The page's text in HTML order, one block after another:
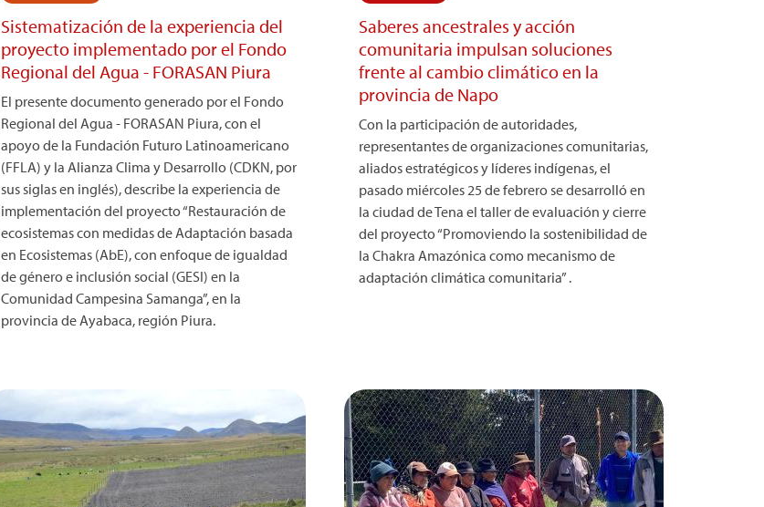
Sistematización de la experiencia del
proyecto implementado por el Fondo
Regional del Agua - FORASAN Piura
El presente documento generado por el Fondo
Regional del Agua - FORASAN Piura, con el
apoyo de la Fundación Futuro Latinoamericano
(FFLA) y la Alianza Clima y Desarrollo (CDKN, por
sus siglas en inglés), describe la experiencia de
implementación del proyecto “Restauración de
ecosistemas con medidas de Adaptación basada
en Ecosistemas (AbE), con enfoque de igualdad
de género e inclusión social (GESI) en la
Comunidad Campesina Samanga”, en la
provincia de Ayabaca, región Piura.
Saberes ancestrales y acción
comunitaria impulsan soluciones
frente al cambio climático en la
provincia de Napo
Con la participación de autoridades,
representantes de organizaciones comunitarias,
aliados estratégicos y líderes indígenas, el
pasado miércoles 25 de febrero se desarrolló en
la ciudad de Tena el taller de evaluación y cierre
del proyecto “Promoviendo la sostenibilidad de
la Chakra Amazónica como mecanismo de
adaptación climática comunitaria” .